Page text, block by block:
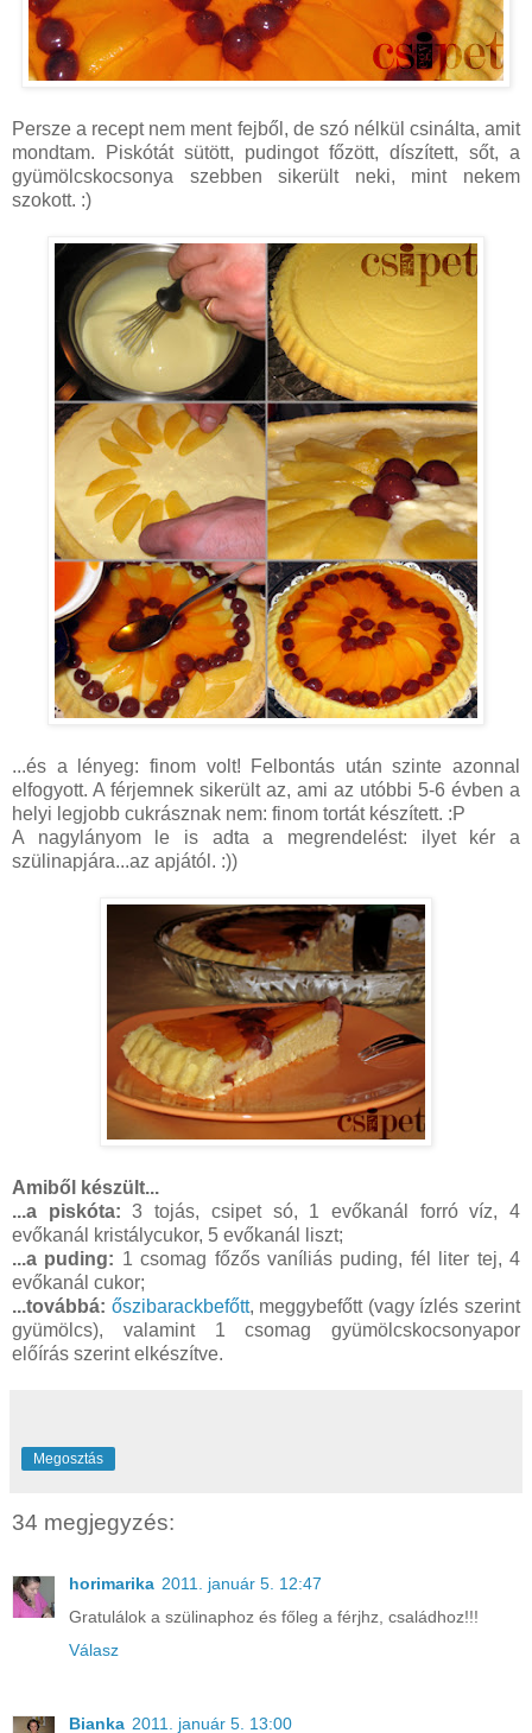
Persze a recept nem ment fejből, de szó nélkül csinálta, amit
mondtam. Piskótát sütött, pudingot főzött, díszített, sőt, a
gyümölcskocsonya szebben sikerült neki, mint nekem
szokott. :)
...és a lényeg: finom volt! Felbontás után szinte azonnal
elfogyott. A férjemnek sikerült az, ami az utóbbi 5-6 évben a
helyi legjobb cukrásznak nem: finom tortát készített. :P
A nagylányom le is adta a megrendelést: ilyet kér a
szülinapjára...az apjától. :))
Amiből készült...
...a piskóta: 3 tojás, csipet só, 1 evőkanál forró víz, 4
evőkanál kristálycukor, 5 evőkanál liszt;
...a puding: 1 csomag főzős vaníliás puding, fél liter tej, 4
evőkanál cukor;
...továbbá: őszibarackbefőtt, meggybefőtt (vagy ízlés szerint
gyümölcs), valamint 1 csomag gyümölcskocsonyapor
előírás szerint elkészítve.
Megosztás
34 megjegyzés:
horimarika 2011. január 5. 12:47
Gratulálok a szülinaphoz és főleg a férjhz, családhoz!!!
Válasz
Bianka 2011. január 5. 13:00